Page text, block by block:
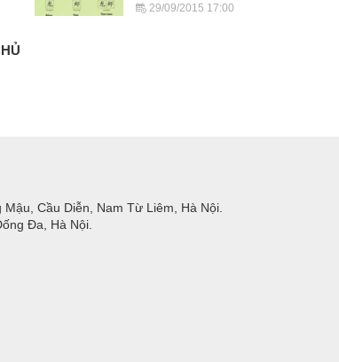
29/09/2015 17:00
Cầu Diễn, Nam Từ Liêm, Hà Nội.
Đa, Hà Nội.